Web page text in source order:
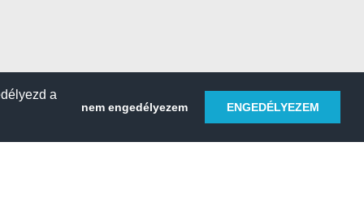
a
nem engedélyezem ENGEDÉLYEZEM